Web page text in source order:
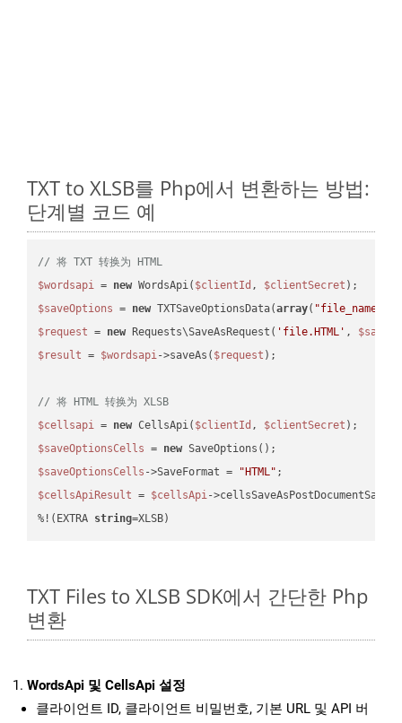
TXT to XLSB를 Php에서 변환하는 방법:
단계별 코드 예
// 将 TXT 转换为 HTML
$wordsapi = new WordsApi( $clientId , $clientSecret
$saveOptions = new TXTSaveOptionsData(array( "file_name"
$request = new Requests\SaveAsRequest( 'file.HTML' ,
$result = $wordsapi->saveAs( $request );
// 将 HTML 转换为 XLSB
$cellsapi = new CellsApi( $clientId , $clientSecret
$saveOptionsCells = new
$saveOptionsCells ->SaveFormat = "HTML"
$cellsApiResult = $cellsApi-
%!(EXTRA string=XLSB)
TXT Files to XLSB SDK에서 간단한 Php
변환
WordsApi 및 CellsApi 설정
클라이언트 ID, 클라이언트 비밀번호, 기본 URL 및 API 버